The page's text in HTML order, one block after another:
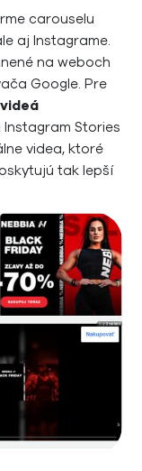
carouselu
aj Instagrame.
na weboch
Google. Pre
Stories
videa, ktoré
tak lepší